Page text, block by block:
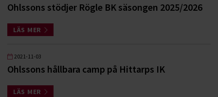
Ohlssons stödjer Rögle BK säsongen 2025/2026
LÄS MER
2021-11-03
Ohlssons hållbara camp på Hittarps IK
LÄS MER